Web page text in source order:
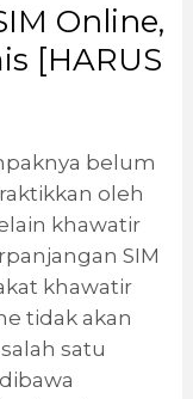
Online,
[HARUS
belum
oleh
khawatir
SIM
khawatir
tidak akan
satu